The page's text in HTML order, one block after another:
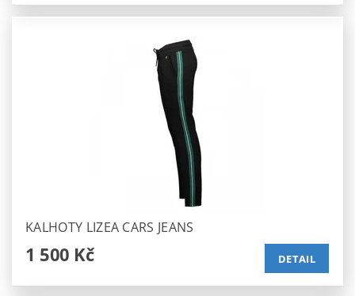
KALHOTY LIZEA CARS JEANS
1 500 Kč DETAIL